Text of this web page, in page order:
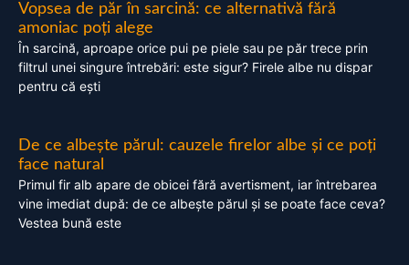
Vopsea de păr în sarcină: ce alternativă fără
amoniac poți alege
În sarcină, aproape orice pui pe piele sau pe păr trece prin
filtrul unei singure întrebări: este sigur? Firele albe nu dispar
pentru că ești
De ce albește părul: cauzele firelor albe și ce poți
face natural
Primul fir alb apare de obicei fără avertisment, iar întrebarea
vine imediat după: de ce albește părul și se poate face ceva?
Vestea bună este